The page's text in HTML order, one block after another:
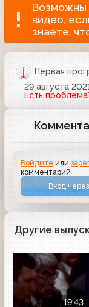
Возможны
видео,
знаете,
Первая
29 августа
Есть
Войдите или
комментарий
Вход
Другие
19:43